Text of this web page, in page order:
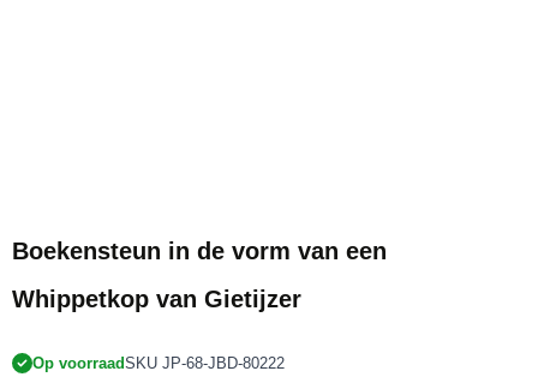
Boekensteun in de vorm van een
Whippetkop van Gietijzer
Op voorraadSKU JP-68-JBD-80222